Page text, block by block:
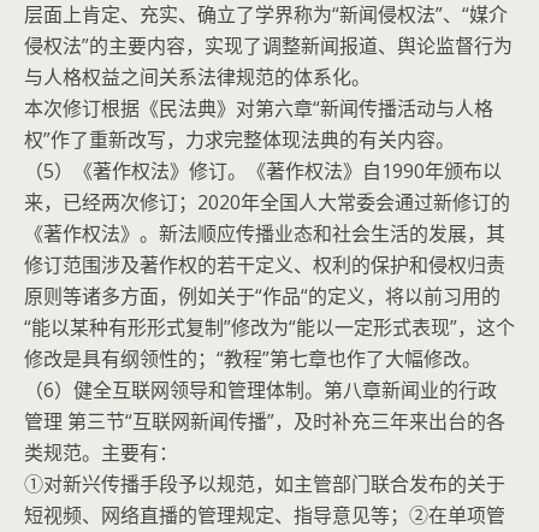
层面上肯定、充实、确立了学界称为“新闻侵权法”、“媒介
侵权法”的主要内容，实现了调整新闻报道、舆论监督行为
与人格权益之间关系法律规范的体系化。
本次修订根据《民法典》对第六章“新闻传播活动与人格
权”作了重新改写，力求完整体现法典的有关内容。
（5）《著作权法》修订。《著作权法》自1990年颁布以
来，已经两次修订；2020年全国人大常委会通过新修订的
《著作权法》。新法顺应传播业态和社会生活的发展，其
修订范围涉及著作权的若干定义、权利的保护和侵权归责
原则等诸多方面，例如关于“作品“的定义，将以前习用的
“能以某种有形形式复制”修改为“能以一定形式表现”，这个
修改是具有纲领性的；“教程”第七章也作了大幅修改。
（6）健全互联网领导和管理体制。第八章新闻业的行政
管理 第三节“互联网新闻传播”，及时补充三年来出台的各
类规范。主要有：
①对新兴传播手段予以规范，如主管部门联合发布的关于
短视频、网络直播的管理规定、指导意见等；②在单项管